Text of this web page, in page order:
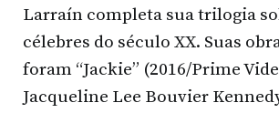
Larraín completa sua trilogia
célebres do século XX. Suas
foram “Jackie” (2016/Prime
Jacqueline Lee Bouvier